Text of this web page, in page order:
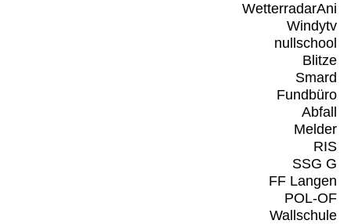
WetterradarAni
Windytv
nullschool
Blitze
Smard
Fundbüro
Abfall
Melder
RIS
SSG G
FF Langen
POL-OF
Wallschule